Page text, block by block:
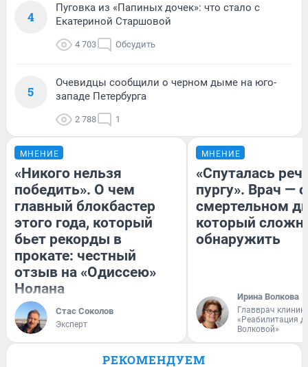
4
Пуговка из «Папиных дочек»: что стало с
Екатериной Старшовой
4 703 Обсудить
5
Очевидцы сообщили о черном дыме на юго-
западе Петербурга
2 788 1
МНЕНИЕ
«Никого нельзя
победить». О чем
главный блокбастер
этого года, который
бьет рекорды в
прокате: честный
отзыв на «Одиссею»
Нолана
Стас Соколов
Эксперт
МНЕНИЕ
«Спуталась
пургу». Врач — о
смертельном
который
обнаружить
Ирина Волкова
Главврач
«Реабилитация
Волковой»
РЕКОМЕНДУЕМ